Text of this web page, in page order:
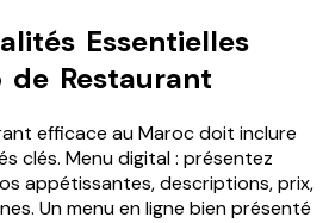
Essentielles
de Restaurant
efficace au Maroc doit inclure
clés. Menu digital : présentez
appétissantes, descriptions, prix,
Un menu en ligne bien présenté